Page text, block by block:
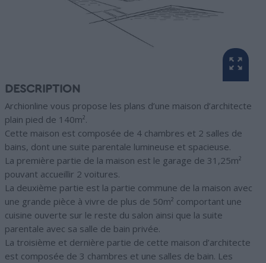
DESCRIPTION
Archionline vous propose les plans d’une maison d’architecte
plain pied de 140m².
Cette maison est composée de 4 chambres et 2 salles de
bains, dont une suite parentale lumineuse et spacieuse.
La première partie de la maison est le garage de 31,25m²
pouvant accueillir 2 voitures.
La deuxième partie est la partie commune de la maison avec
une grande pièce à vivre de plus de 50m² comportant une
cuisine ouverte sur le reste du salon ainsi que la suite
parentale avec sa salle de bain privée.
La troisième et dernière partie de cette maison d’architecte
est composée de 3 chambres et une salles de bain. Les